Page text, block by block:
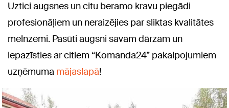
Uztici augsnes un citu beramo kravu piegādi
profesionāļiem un neraizējies par sliktas kvalitātes
melnzemi. Pasūti augsni savam dārzam un
iepazīsties ar citiem “Komanda24” pakalpojumiem
uzņēmuma mājaslapā!